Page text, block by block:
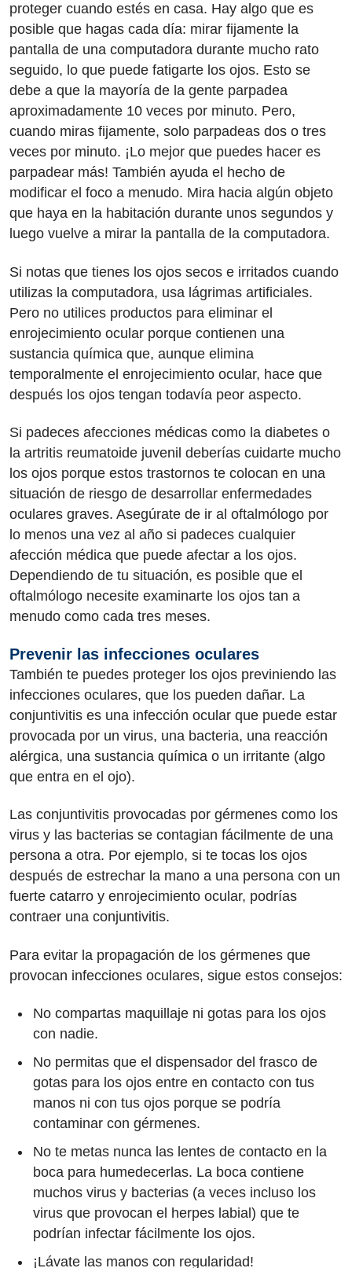
proteger cuando estés en casa. Hay algo que es
posible que hagas cada día: mirar fijamente la
pantalla de una computadora durante mucho rato
seguido, lo que puede fatigarte los ojos. Esto se
debe a que la mayoría de la gente parpadea
aproximadamente 10 veces por minuto. Pero,
cuando miras fijamente, solo parpadeas dos o tres
veces por minuto. ¡Lo mejor que puedes hacer es
parpadear más! También ayuda el hecho de
modificar el foco a menudo. Mira hacia algún objeto
que haya en la habitación durante unos segundos y
luego vuelve a mirar la pantalla de la computadora.
Si notas que tienes los ojos secos e irritados cuando
utilizas la computadora, usa lágrimas artificiales.
Pero no utilices productos para eliminar el
enrojecimiento ocular porque contienen una
sustancia química que, aunque elimina
temporalmente el enrojecimiento ocular, hace que
después los ojos tengan todavía peor aspecto.
Si padeces afecciones médicas como la diabetes o
la artritis reumatoide juvenil deberías cuidarte mucho
los ojos porque estos trastornos te colocan en una
situación de riesgo de desarrollar enfermedades
oculares graves. Asegúrate de ir al oftalmólogo por
lo menos una vez al año si padeces cualquier
afección médica que puede afectar a los ojos.
Dependiendo de tu situación, es posible que el
oftalmólogo necesite examinarte los ojos tan a
menudo como cada tres meses.
Prevenir las infecciones oculares
También te puedes proteger los ojos previniendo las
infecciones oculares, que los pueden dañar. La
conjuntivitis es una infección ocular que puede estar
provocada por un virus, una bacteria, una reacción
alérgica, una sustancia química o un irritante (algo
que entra en el ojo).
Las conjuntivitis provocadas por gérmenes como los
virus y las bacterias se contagian fácilmente de una
persona a otra. Por ejemplo, si te tocas los ojos
después de estrechar la mano a una persona con un
fuerte catarro y enrojecimiento ocular, podrías
contraer una conjuntivitis.
Para evitar la propagación de los gérmenes que
provocan infecciones oculares, sigue estos consejos:
No compartas maquillaje ni gotas para los ojos
con nadie.
No permitas que el dispensador del frasco de
gotas para los ojos entre en contacto con tus
manos ni con tus ojos porque se podría
contaminar con gérmenes.
No te metas nunca las lentes de contacto en la
boca para humedecerlas. La boca contiene
muchos virus y bacterias (a veces incluso los
virus que provocan el herpes labial) que te
podrían infectar fácilmente los ojos.
¡Lávate las manos con regularidad!